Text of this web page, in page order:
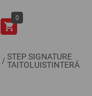
0
/ STEP SIGNATURE
TAITOLUISTINTERÄ